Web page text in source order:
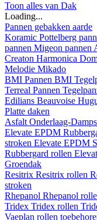
Toon alles van Dak
Loading...
Pannen gebakken aarde
Koramic Pottelberg
pannen Migeon pannen
Creaton Harmonica
Melodie Mikado
BMI Pannen BMI
Terreal Pannen
Edilians Beauvoise
Platte daken
Asfalt Onderlaag-
Elevate EPDM
stroken Elevate EPDM
Rubbergard rollen
Groendak
Resitrix Resitrix rollen
stroken
Rhepanol Rhepanol
Tridex Tridex rollen
Vaeplan rollen